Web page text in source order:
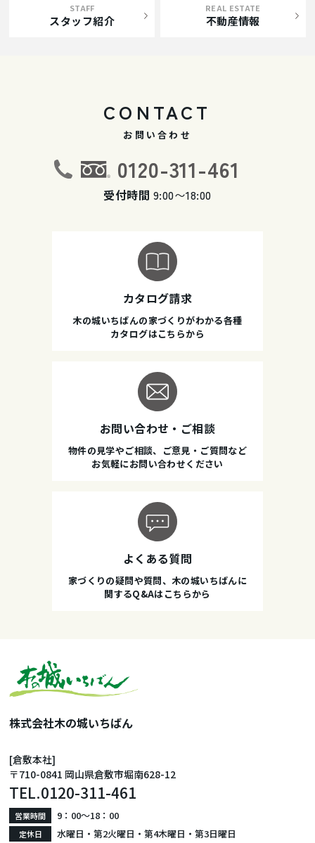
STAFF
スタッフ紹介
REAL ESTATE
不動産情報
CONTACT
お問い合わせ
0120-311-461
受付時間 9:00〜18:00
カタログ請求
木の城いちばんの家づくりがわかる各種
カタログはこちらから
お問い合わせ・ご相談
物件の見学やご相談、ご意見・ご質問など
お気軽にお問い合わせください
よくある質問
家づくりの疑問や質問、木の城いちばんに
関するQ&Aはこちらから
株式会社木の城いちばん
[倉敷本社]
〒710-0841 岡山県倉敷市堀南628-12
TEL.0120-311-461
営業時間 9：00〜18：00
定休日 水曜日・第2火曜日・第4木曜日・第3日曜日